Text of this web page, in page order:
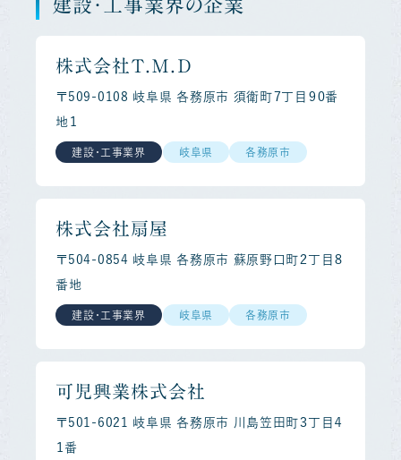
建設・工事業界の企業
株式会社Ｔ．Ｍ．Ｄ
〒509-0108 岐阜県 各務原市 須衛町７丁目９０番
地１
建設・工事業界 岐阜県 各務原市
株式会社扇屋
〒504-0854 岐阜県 各務原市 蘇原野口町２丁目８
番地
建設・工事業界 岐阜県 各務原市
可児興業株式会社
〒501-6021 岐阜県 各務原市 川島笠田町３丁目４
１番